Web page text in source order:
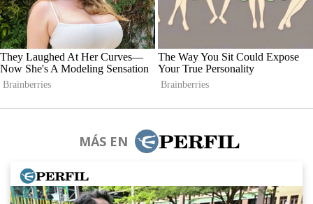
MÁS EN